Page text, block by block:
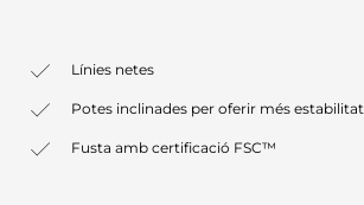
Línies netes
Potes inclinades per oferir més estabilitat
Fusta amb certificació FSC™